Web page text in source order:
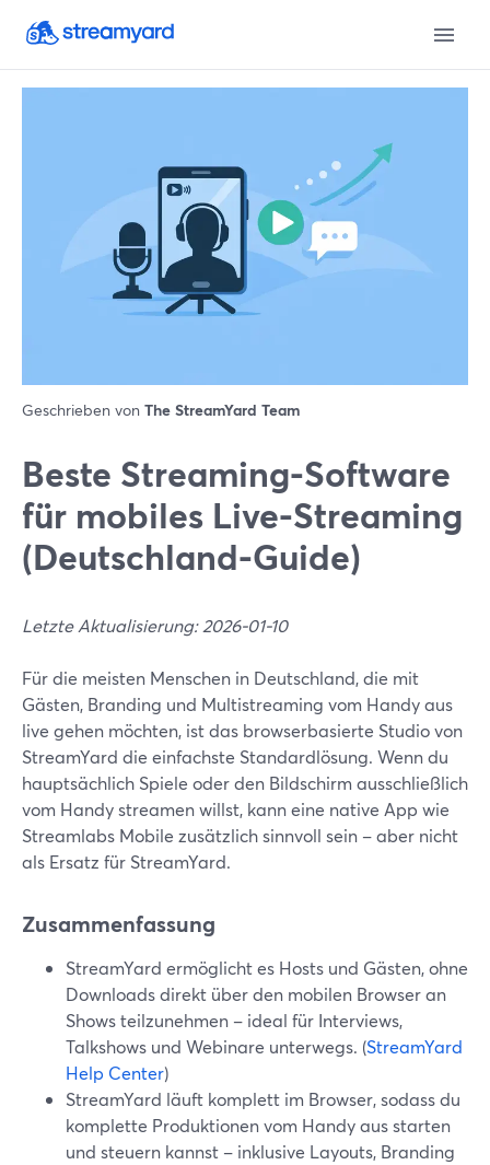
Geschrieben von The StreamYard Team
Beste Streaming-Software
für mobiles Live-Streaming
(Deutschland-Guide)
Letzte Aktualisierung: 2026-01-10
Für die meisten Menschen in Deutschland, die mit
Gästen, Branding und Multistreaming vom Handy aus
live gehen möchten, ist das browserbasierte Studio von
StreamYard die einfachste Standardlösung. Wenn du
hauptsächlich Spiele oder den Bildschirm ausschließlich
vom Handy streamen willst, kann eine native App wie
Streamlabs Mobile zusätzlich sinnvoll sein – aber nicht
als Ersatz für StreamYard.
Zusammenfassung
StreamYard ermöglicht es Hosts und Gästen, ohne
Downloads direkt über den mobilen Browser an
Shows teilzunehmen – ideal für Interviews,
Talkshows und Webinare unterwegs. (StreamYard
Help Center)
StreamYard läuft komplett im Browser, sodass du
komplette Produktionen vom Handy aus starten
und steuern kannst – inklusive Layouts, Branding